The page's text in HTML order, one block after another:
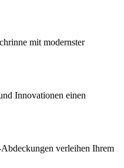
mit modernster
Innovationen einen
verleihen Ihrem